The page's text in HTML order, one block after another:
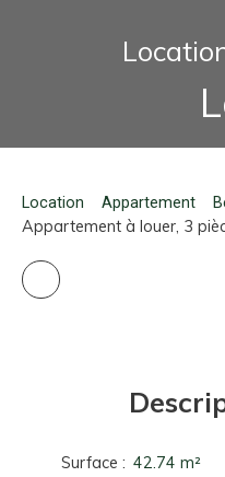
Location Appartement
Appartement à louer, 3
Surface : 42.74 m²